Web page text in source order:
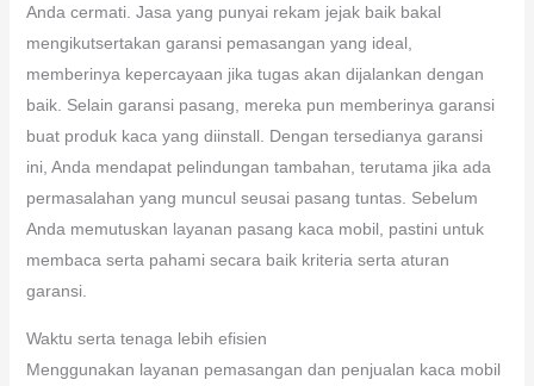
Anda cermati. Jasa yang punyai rekam jejak baik bakal
mengikutsertakan garansi pemasangan yang ideal,
memberinya kepercayaan jika tugas akan dijalankan dengan
baik. Selain garansi pasang, mereka pun memberinya garansi
buat produk kaca yang diinstall. Dengan tersedianya garansi
ini, Anda mendapat pelindungan tambahan, terutama jika ada
permasalahan yang muncul seusai pasang tuntas. Sebelum
Anda memutuskan layanan pasang kaca mobil, pastini untuk
membaca serta pahami secara baik kriteria serta aturan
garansi.
Waktu serta tenaga lebih efisien
Menggunakan layanan pemasangan dan penjualan kaca mobil